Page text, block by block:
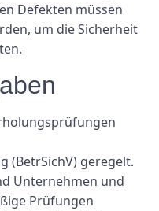
Defekten müssen
um die Sicherheit
(BetrSichV) geregelt.
Unternehmen und
Prüfungen